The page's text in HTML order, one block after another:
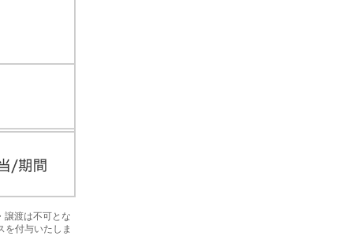
譲渡は不可とな
を付与いたしま